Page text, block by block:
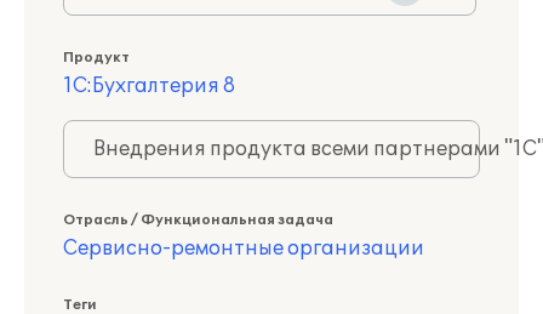
Продукт
1С:Бухгалтерия 8
Внедрения продукта всеми партнерами
Отрасль / Функциональная задача
Сервисно-ремонтные организации
Теги